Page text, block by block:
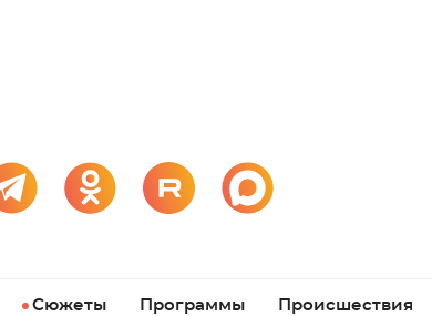
Сюжеты Программы Происшествия